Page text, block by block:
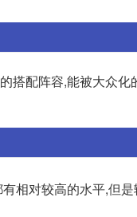
搭配阵容,能被大众化
相对较高的水平,但